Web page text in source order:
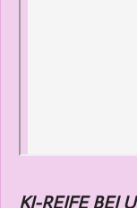
KI-REIFE BEI